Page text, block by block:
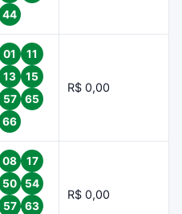
44
01
11
13
15
57
65
66
R$ 0,00
08
17
50
54
57
63
R$ 0,00